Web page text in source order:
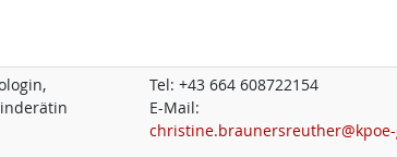
Tel:+43 664 608722154
E-Mail: